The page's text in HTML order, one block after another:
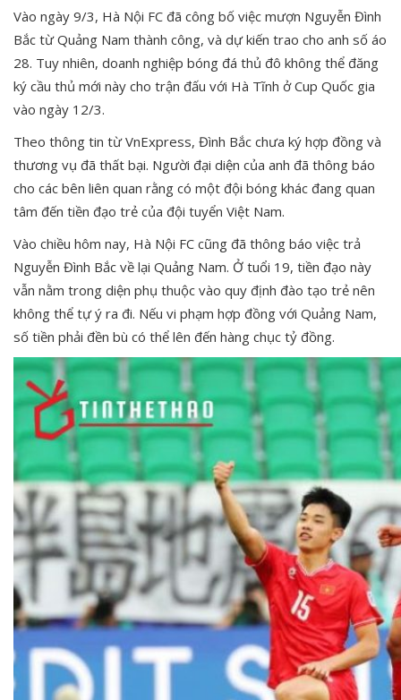
Vào ngày 9/3, Hà Nội FC đã công bố việc mượn Nguyễn Đình
Bắc từ Quảng Nam thành công, và dự kiến trao cho anh số áo
28. Tuy nhiên, doanh nghiệp bóng đá thủ đô không thể đăng
ký cầu thủ mới này cho trận đấu với Hà Tĩnh ở Cup Quốc gia
vào ngày 12/3.
Theo thông tin từ VnExpress, Đình Bắc chưa ký hợp đồng và
thương vụ đã thất bại. Người đại diện của anh đã thông báo
cho các bên liên quan rằng có một đội bóng khác đang quan
tâm đến tiền đạo trẻ của đội tuyển Việt Nam.
Vào chiều hôm nay, Hà Nội FC cũng đã thông báo việc trả
Nguyễn Đình Bắc về lại Quảng Nam. Ở tuổi 19, tiền đạo này
vẫn nằm trong diện phụ thuộc vào quy định đào tạo trẻ nên
không thể tự ý ra đi. Nếu vi phạm hợp đồng với Quảng Nam,
số tiền phải đền bù có thể lên đến hàng chục tỷ đồng.